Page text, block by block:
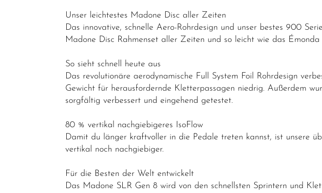
Performance
Unser leichtestes Madone Disc aller Zeiten
Das innovative, schnelle Aero-Rohrdesign und unser bestes 900
Madone Disc Rahmenset aller Zeiten und so leicht wie das Émonda
So sieht schnell heute aus
Das revolutionäre aerodynamische Full System Foil Rohrdesign
Gewicht für herausfordernde Kletterpassagen niedrig. Außerdem
sorgfältig verbessert und eingehend getestet.
80 % vertikal nachgiebigeres IsoFlow
Damit du länger kraftvoller in die Pedale treten kannst, ist unsere
vertikal noch nachgiebiger.
Für die Besten der Welt entwickelt
Das Madone SLR Gen 8 wird von den schnellsten Sprintern und